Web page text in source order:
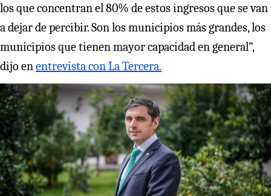
los que concentran el 80% de estos ingresos que se van
a dejar de percibir. Son los municipios más grandes, los
municipios que tienen mayor capacidad en general”,
dijo enentrevista con La Tercera.